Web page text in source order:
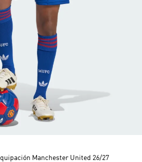
Manchester United 26/27